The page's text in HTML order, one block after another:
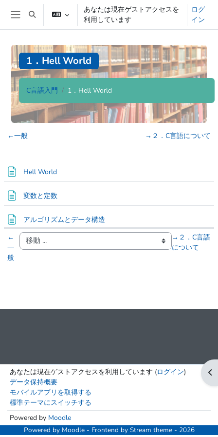
メインコンテンツへスキップする
サイドパネル
検索入力に切り替える
あなたは現在ゲストアクセスを
利用しています
ログ
イン
ブ
1．Hell World
C言語入門 1．Hell World
ブロック
セクションアウトライン
←一般 → ２．C言語について
Hell Worldページ
変数と定数
アルゴリズムとデータ構造
←
一
般
→ ２．C言語
について
あなたは現在ゲストアクセスを利用しています (ログイン)
データ保持概要
モバイルアプリを取得する
標準テーマにスイッチする
Powered by Moodle
Powered by Moodle- Frontend by Stream theme - 2026